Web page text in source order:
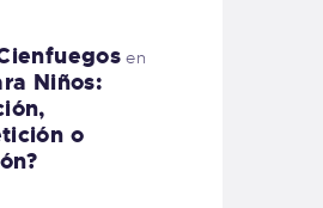
en
Niños:
o